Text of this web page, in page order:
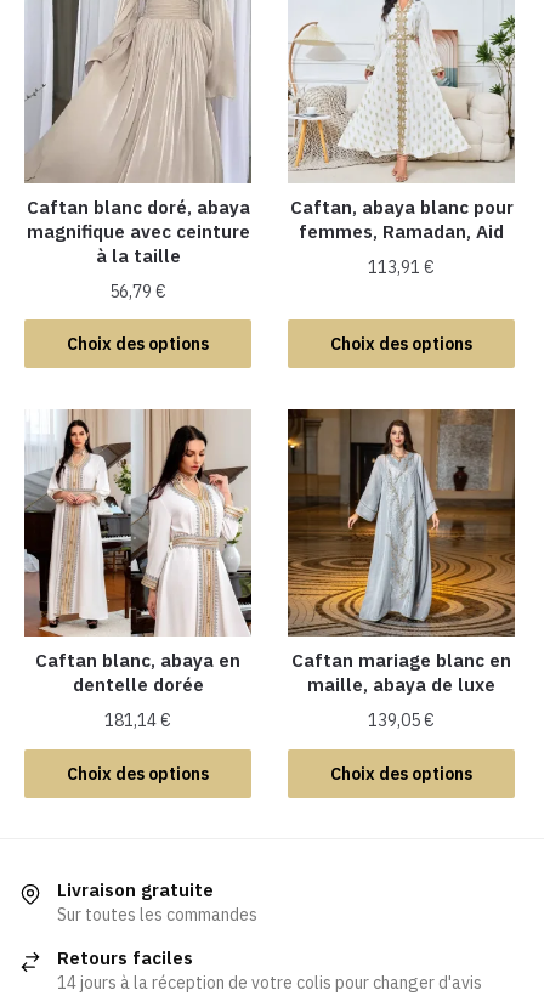
Caftan blanc doré, abaya
magnifique avec ceinture
à la taille
56,79€
Choix des options
Ce
produit
plusieurs
variations.
Les
options
peuvent
être
choisies
sur
la
page
du
produit
Caftan, abaya blanc pour
femmes, Ramadan, Aid
113,91€
Choix des options
produit
a
variations.
Les
options
peuvent
être
choisies
sur
la
page
du
produit
Caftan blanc, abaya en
dentelle dorée
181,14€
Choix des options
Ce
produit
variations.
Les
peuvent
Caftan mariage blanc en
maille, abaya de luxe
139,05€
Choix des options
Ce
produit
peuvent
être
Livraison gratuite
Sur toutes les commandes
Retours faciles
14 jours à la réception de votre colis pour changer d'avis